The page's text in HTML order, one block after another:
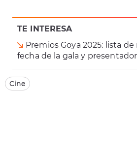
TE INTERESA
Premios Goya 2025: lista
fecha de la gala y
Cine